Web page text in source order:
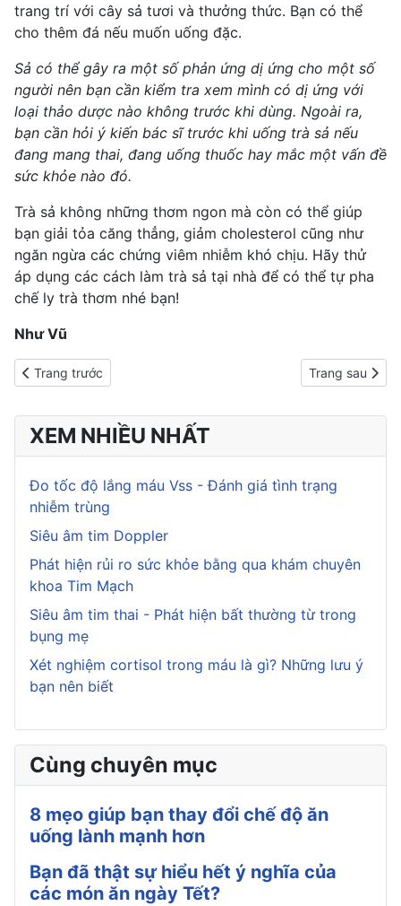
trang trí với cây sả tươi và thưởng thức. Bạn có thể
cho thêm đá nếu muốn uống đặc.
Sả có thể gây ra một số phản ứng dị ứng cho một số
người nên bạn cần kiểm tra xem mình có dị ứng với
loại thảo dược nào không trước khi dùng. Ngoài ra,
bạn cần hỏi ý kiến bác sĩ trước khi uống trà sả nếu
đang mang thai, đang uống thuốc hay mắc một vấn đề
sức khỏe nào đó.
Trà sả không những thơm ngon mà còn có thể giúp
bạn giải tỏa căng thẳng, giảm cholesterol cũng như
ngăn ngừa các chứng viêm nhiễm khó chịu. Hãy thử
áp dụng các cách làm trà sả tại nhà để có thể tự pha
chế ly trà thơm nhé bạn!
Như Vũ
Previous article: Cách làm trà sữa thơm ngon: Uống hoài không
Trang trước Next article:
Trang sau
XEM NHIỀU NHẤT
Đo tốc độ lắng máu Vss - Đánh giá tình trạng
nhiễm trùng
Siêu âm tim Doppler
Phát hiện rủi ro sức khỏe bằng qua khám chuyên
khoa Tim Mạch
Siêu âm tim thai - Phát hiện bất thường từ trong
bụng mẹ
Xét nghiệm cortisol trong máu là gì? Những lưu ý
bạn nên biết
Cùng chuyên mục
8 mẹo giúp bạn thay đổi chế độ ăn
uống lành mạnh hơn
Bạn đã thật sự hiểu hết ý nghĩa của
các món ăn ngày Tết?